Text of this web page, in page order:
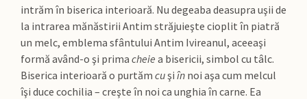
intrăm în biserica interioară. Nu degeaba deasupra uşii de
la intrarea mănăstirii Antim străjuieşte cioplit în piatră
un melc, emblema sfântului Antim Ivireanul, aceeaşi
formă având-o şi prima cheie a bisericii, simbol cu tâlc.
Biserica interioară o purtăm cuşi în noi aşa cum melcul
îşi duce cochilia – creşte în noi ca unghia în carne. Ea